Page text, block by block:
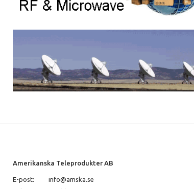
Amerikanska Teleprodukter AB
E-post:
info@amska.se